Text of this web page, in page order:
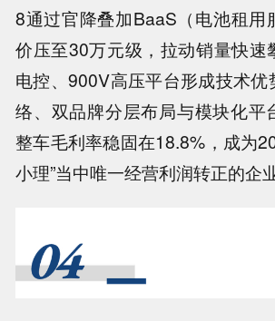
8通过官降叠加BaaS（电池租用
价压至30万元级，拉动销量快速
电控、900V高压平台形成技术优
络、双品牌分层布局与模块化平
整车毛利率稳固在18.8%，成为
小理”当中唯一经营利润转正的企业